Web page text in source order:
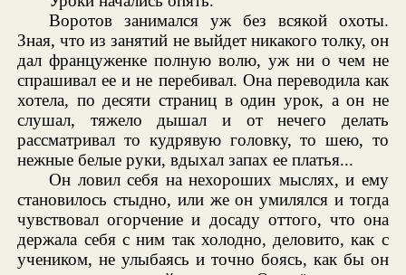
Воротов занимался уж без всякой охоты.
Зная, что из занятий не выйдет никакого толку, он
дал француженке полную волю, уж ни о чем не
спрашивал ее и не перебивал. Она переводила как
хотела, по десяти страниц в один урок, а он не
слушал, тяжело дышал и от нечего делать
рассматривал то кудрявую головку, то шею, то
нежные белые руки, вдыхал запах ее платья...
Он ловил себя на нехороших мыслях, и ему
становилось стыдно, или же он умилялся и тогда
чувствовал огорчение и досаду оттого, что она
держала себя с ним так холодно, деловито, как с
учеником, не улыбаясь и точно боясь, как бы он